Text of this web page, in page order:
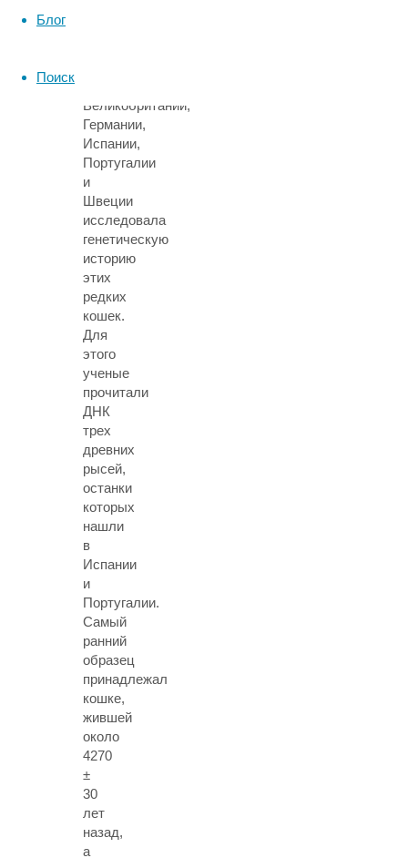
Блог
Поиск
Великобритании,
Германии,
Испании,
Португалии
и
Швеции
исследовала
генетическую
историю
этих
редких
кошек.
Для
этого
ученые
прочитали
ДНК
трех
древних
рысей,
останки
которых
нашли
в
Испании
и
Португалии.
Самый
ранний
образец
принадлежал
кошке,
жившей
около
4270
±
30
лет
назад,
а